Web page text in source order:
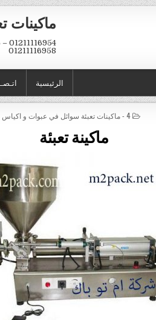
ماكينات
01211116958
الرئيسية
POSTED IN
4 - ماكينات تعبئة سوائل في عبوات و اكياس
ماكينة تعبئة